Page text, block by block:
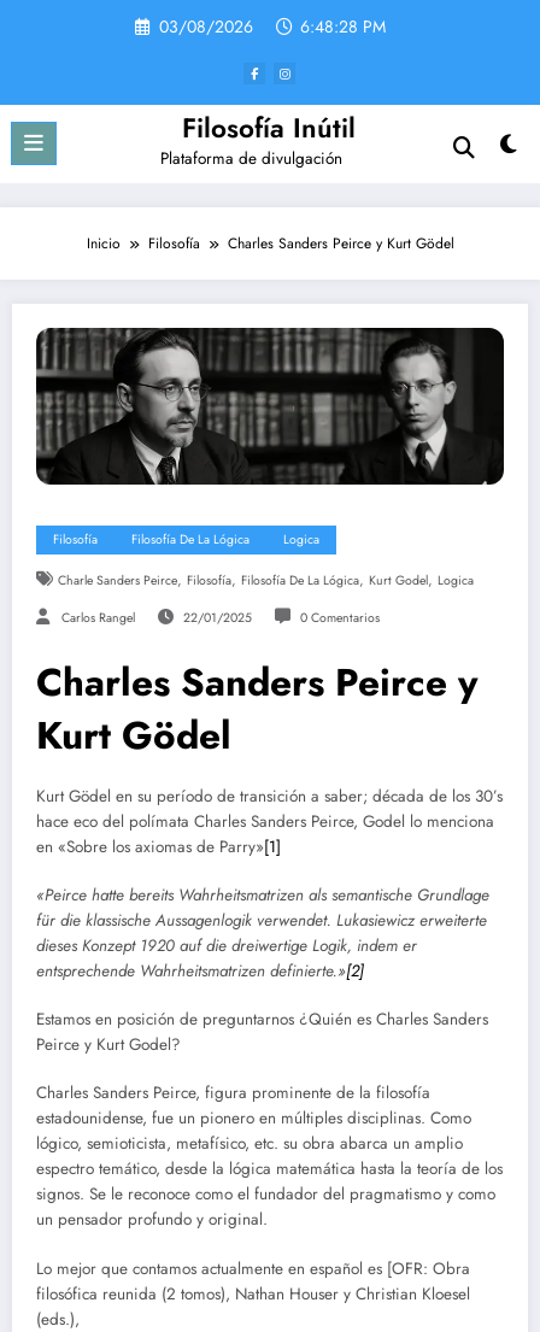
03/08/2026 6:48:29 PM
Filosofía Inútil
Plataforma de divulgación
Inicio Filosofía Charles Sanders Peirce y Kurt Gödel
Filosofía Filosofía De La Lógica Logica
Charle Sanders Peirce, Filosofía, Filosofía De La Lógica, Kurt Godel, Logica
Carlos Rangel 22/01/2025 0 Comentarios
Charles Sanders Peirce y
Kurt Gödel
Kurt Gödel en su período de transición a saber; década de los 30’s
hace eco del polímata Charles Sanders Peirce, Godel lo menciona
en «Sobre los axiomas de Parry»[1]
«Peirce hatte bereits Wahrheitsmatrizen als semantische Grundlage
für die klassische Aussagenlogik verwendet. Lukasiewicz erweiterte
dieses Konzept 1920 auf die dreiwertige Logik, indem er
entsprechende Wahrheitsmatrizen definierte.»[2]
Estamos en posición de preguntarnos ¿Quién es Charles Sanders
Peirce y Kurt Godel?
Charles Sanders Peirce, figura prominente de la filosofía
estadounidense, fue un pionero en múltiples disciplinas. Como
lógico, semioticista, metafísico, etc. su obra abarca un amplio
espectro temático, desde la lógica matemática hasta la teoría de los
signos. Se le reconoce como el fundador del pragmatismo y como
un pensador profundo y original.
Lo mejor que contamos actualmente en español es [OFR: Obra
filosófica reunida (2 tomos), Nathan Houser y Christian Kloesel
(eds.),